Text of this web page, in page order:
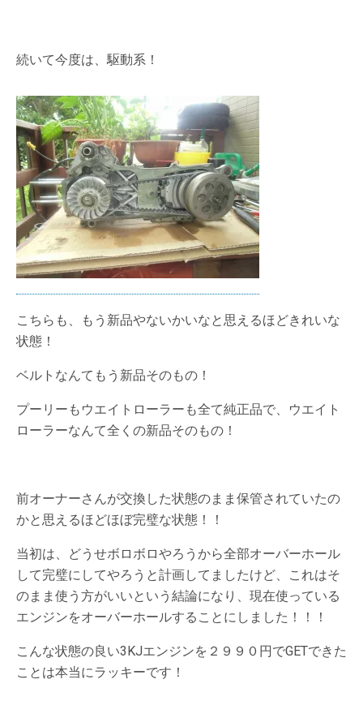
続いて今度は、駆動系！
こちらも、もう新品やないかいなと思えるほどきれいな
状態！
ベルトなんてもう新品そのもの！
プーリーもウエイトローラーも全て純正品で、ウエイト
ローラーなんて全くの新品そのもの！
前オーナーさんが交換した状態のまま保管されていたの
かと思えるほどほぼ完璧な状態！！
当初は、どうせボロボロやろうから全部オーバーホール
して完璧にしてやろうと計画してましたけど、これはそ
のまま使う方がいいという結論になり、現在使っている
エンジンをオーバーホールすることにしました！！！
こんな状態の良い3KJエンジンを２９９０円でGETできた
ことは本当にラッキーです！